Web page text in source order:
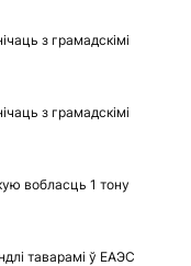
з грамадскімі
з грамадскімі
вобласць 1 тону
таварамі ў ЕАЭС